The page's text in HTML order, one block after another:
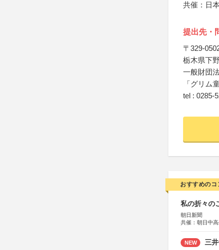
共催：日
提出先・
〒329-
栃木県下
一般財団
「グリム
tel : 0285-
おすすめのコ
私の折々の
朝日新聞
共催：朝日中
NEW 三